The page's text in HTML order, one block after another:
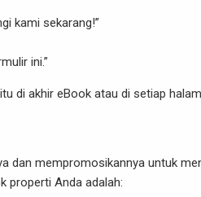
kami sekarang!”
ini.”
di akhir eBook atau di setiap
dan mempromosikannya untuk
properti Anda adalah: